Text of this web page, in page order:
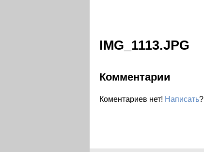
IMG_1113.JPG
Комментарии
Коментариев нет! Написать?